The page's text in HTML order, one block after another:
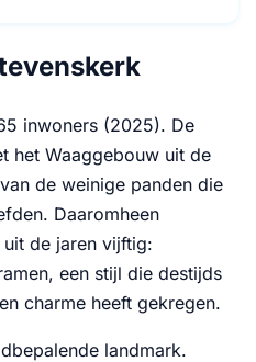
inwoners (2025). De
het Waaggebouw uit de
de weinige panden die
Daaromheen
de jaren vijftig:
een stijl die destijds
charme heeft gekregen.
landmark.